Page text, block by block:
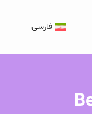
فارسی